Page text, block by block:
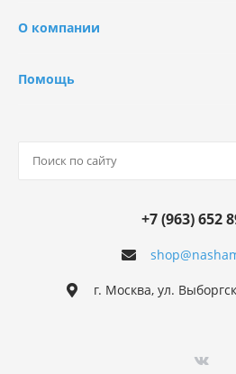
О компании
Помощь
+7 (963) 652
г. Москва, ул.